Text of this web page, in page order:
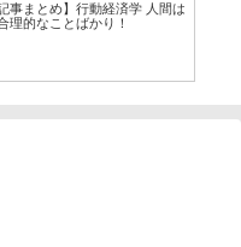
記事まとめ】行動経済学 人間は
理的なことばかり！